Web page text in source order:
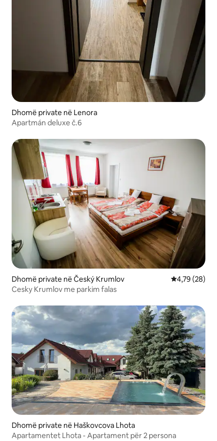
Dhomë private në Lenora
Apartmán deluxe č.6
Dhomë private në Český Krumlov Vlerësimi
4,79 (28)
Cesky Krumlov me parkim falas
Dhomë private në Haškovcova Lhota
Apartamentet Lhota - Apartament për 2 persona